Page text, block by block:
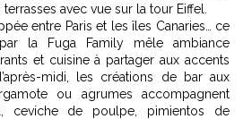
avec vue sur la tour Eiffel.
entre Paris et les îles Canaries… ce
la Fuga Family mêle ambiance
et cuisine à partager aux accents
midi, les créations de bar aux
ou agrumes accompagnent
ceviche de poulpe, pimientos de